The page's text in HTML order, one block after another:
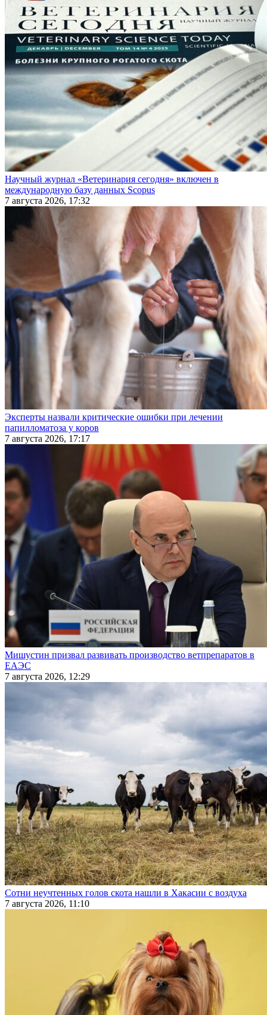
Научный журнал «Ветеринария сегодня» включен в
международную базу данных Scopus
7 августа 2026, 17:32
Эксперты назвали критические ошибки при лечении
папилломатоза у коров
7 августа 2026, 17:17
Мишустин призвал развивать производство ветпрепаратов в
ЕАЭС
7 августа 2026, 12:29
Сотни неучтенных голов скота нашли в Хакасии с воздуха
7 августа 2026, 11:10